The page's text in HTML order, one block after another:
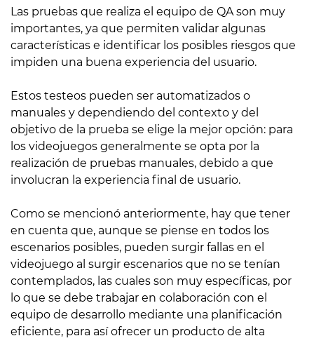
Las pruebas que realiza el equipo de QA son muy
importantes, ya que permiten validar algunas
características e identificar los posibles riesgos que
impiden una buena experiencia del usuario.
Estos testeos pueden ser automatizados o
manuales y dependiendo del contexto y del
objetivo de la prueba se elige la mejor opción: para
los videojuegos generalmente se opta por la
realización de pruebas manuales, debido a que
involucran la experiencia final de usuario.
Como se mencionó anteriormente, hay que tener
en cuenta que, aunque se piense en todos los
escenarios posibles, pueden surgir fallas en el
videojuego al surgir escenarios que no se tenían
contemplados, las cuales son muy específicas, por
lo que se debe trabajar en colaboración con el
equipo de desarrollo mediante una planificación
eficiente, para así ofrecer un producto de alta